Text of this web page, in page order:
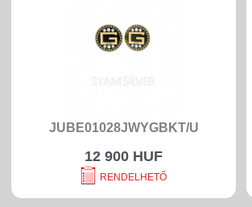
JUBE01028JWYGBKT/U
12 900 HUF
RENDELHETŐ